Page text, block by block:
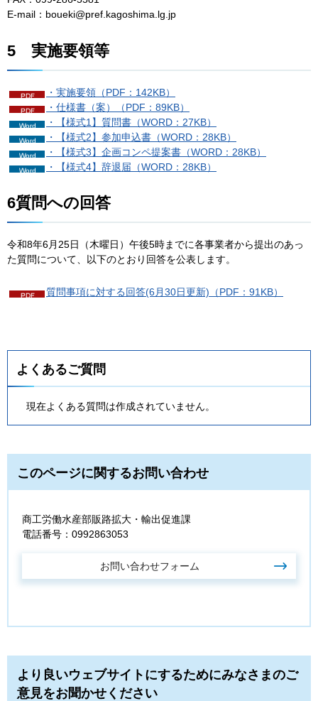
E-mail：boueki@pref.kagoshima.lg.jp
5 実施要領等
・実施要領（PDF：142KB）
・仕様書（案）（PDF：89KB）
・【様式1】質問書（WORD：27KB）
・【様式2】参加申込書（WORD：28KB）
・【様式3】企画コンペ提案書（WORD：28KB）
・【様式4】辞退届（WORD：28KB）
6質問への回答
令和8年6月25日（木曜日）午後5時までに各事業者から提出のあっ
た質問について、以下のとおり回答を公表します。
質問事項に対する回答(6月30日更新)（PDF：91KB）
よくあるご質問
現在よくある質問は作成されていません。
このページに関するお問い合わせ
商工労働水産部販路拡大・輸出促進課
電話番号：0992863053
より良いウェブサイトにするためにみなさまのご
意見をお聞かせください